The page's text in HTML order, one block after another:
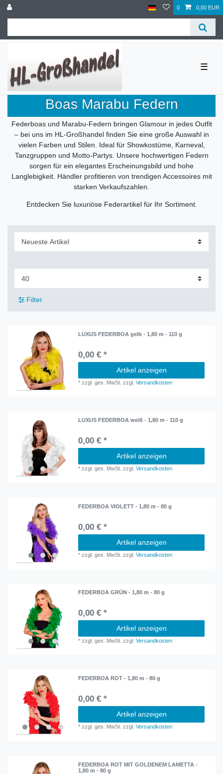
0 0,00 EUR
☰
Boas Marabu Federn
Federboas und Marabu-Federn bringen Glamour in jedes Outfit
– bei uns im HL-Großhandel finden Sie eine große Auswahl in
vielen Farben und Stilen. Ideal für Showkostüme, Karneval,
Tanzgruppen und Motto-Partys. Unsere hochwertigen Federn
sorgen für ein elegantes Erscheinungsbild und hohe
Langlebigkeit. Händler profitieren von trendigen Accessoires mit
starken Verkaufszahlen.
Entdecken Sie luxuriöse Federartikel für Ihr Sortiment.
Filter
LUXUS FEDERBOA gelb - 1,80 m - 110 g
0,00 € *
Artikel anzeigen
*zzgl. ges. MwSt. zzgl.Versandkosten
LUXUS FEDERBOA weiß - 1,80 m - 110 g
0,00 € *
Artikel anzeigen
*zzgl. ges. MwSt. zzgl.Versandkosten
FEDERBOA VIOLETT - 1,80 m - 80 g
0,00 € *
Artikel anzeigen
*zzgl. ges. MwSt. zzgl.Versandkosten
FEDERBOA GRÜN - 1,80 m - 80 g
0,00 € *
Artikel anzeigen
*zzgl. ges. MwSt. zzgl.Versandkosten
FEDERBOA ROT - 1,80 m - 80 g
0,00 € *
Artikel anzeigen
*zzgl. ges. MwSt. zzgl.Versandkosten
FEDERBOA ROT MIT GOLDENEM LAMETTA -
1,80 m - 80 g